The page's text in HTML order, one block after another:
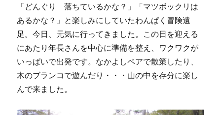
「どんぐり 落ちているかな？」「マツボックリは
あるかな？」と楽しみにしていたわんぱく冒険遠
足。今日、元気に行ってきました。この日を迎える
にあたり年長さんを中心に準備を整え、ワクワクが
いっぱいで出発です。なかよしペアで散策したり、
木のブランコで遊んだり・・・山の中を存分に楽し
んで来ました。